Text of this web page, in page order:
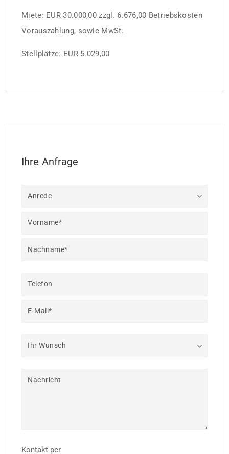
Miete: EUR 30.000,00 zzgl. 6.676,00 Betriebskosten
Vorauszahlung, sowie MwSt.
Stellplätze: EUR 5.029,00
Ihre Anfrage
Anrede
Vorname*
Nachname*
Telefon
E-Mail*
Ihr Wunsch
Nachricht
Kontakt per